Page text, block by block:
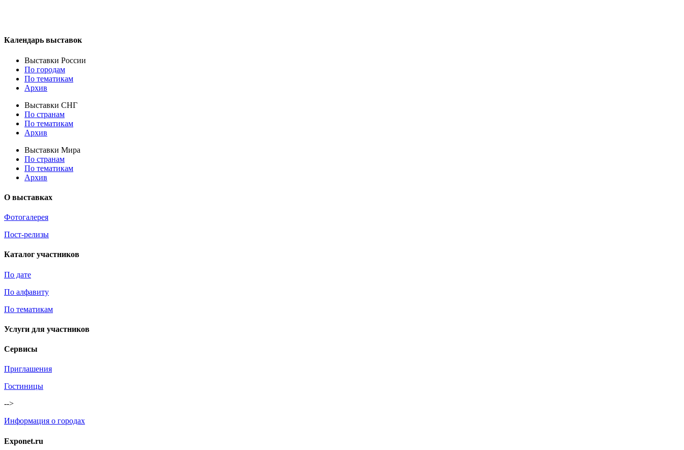
Календарь выставок
Выставки России
По городам
По тематикам
Архив
Выставки СНГ
По странам
По тематикам
Архив
Выставки Мира
По странам
По тематикам
Архив
О выставках
Фотогалерея
Пост-релизы
Каталог участников
По дате
По алфавиту
По тематикам
Услуги для участников
Сервисы
Приглашения
Гостиницы
-->
Информация о городах
Exponet.ru